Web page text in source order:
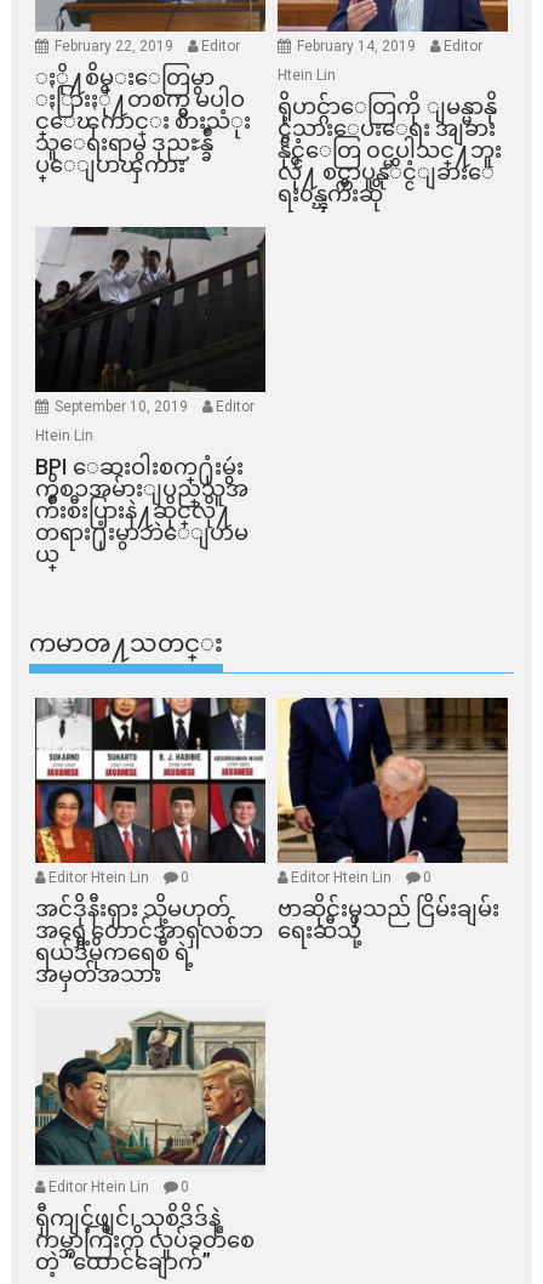
February 22, 2019 Editor
ႏို႔စိမ္းေတြမွာ
ႏြားႏို႔တစက္မွ မပါဝ
င္ေၾကာင္း စားသံုး
သူေရးရာမွ ဒုညႊန္ခ်ဳ
ပ္ေျပာၾကား
February 14, 2019
Editor
Htein Lin
ရိုဟင္ဂ်ာေတြကို ျမန္မာနို
င္ငံသားေပးေရး အျခား
နိုင္ငံေတြ ၀င္မပါသင္႔ဘူး
လို႔ စင္ကာပူနုိင္ငံျခားေ
ရး၀န္ၾကီးဆို
September 10, 2019
Editor
Htein Lin
BPI ​ေဆးဝါးစက္​႐ုံးမွဴး
ကိစၥအမ်ားျပည္​သူအ
က်ိဳးစီးပြားနဲ႔ဆိုင္​လို႔
တရား႐ုံးမွာဘဲေျပာမ
ယ္​
ကမာၻ႔သတင္း
Editor Htein Lin 0
အင်ဒိုနီးရှား သို့မဟုတ်
အရှေ့တောင်အာရှလစ်ဘ
ရယ်ဒီမိုကရေစီ ရဲ့
အမှတ်အသား
Editor Htein Lin 0
ဗာဆိုင်းမှသည် ငြိမ်းချမ်း
ရေးဆီသို့
Editor Htein Lin 0
ရှီကျင့်ဖျင်၊ သုစိဒိဒ်နဲ့
ကမ္ဘာကြီးကို လှုပ်ခတ်စေ
တဲ့ “ထောင်ချောက်”